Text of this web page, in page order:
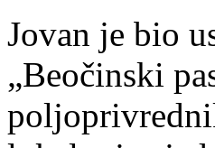
Jovan je bio
„Beočinski